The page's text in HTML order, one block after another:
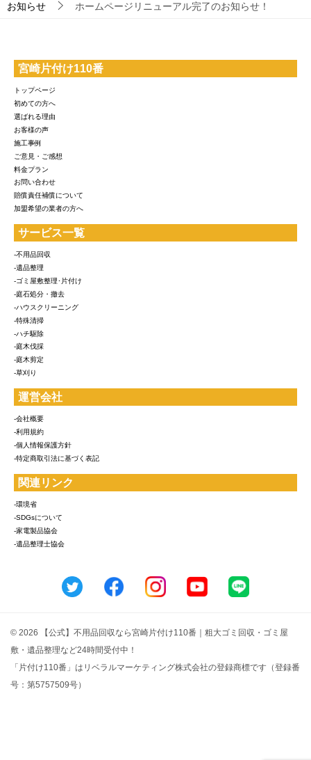
お知らせ ホームページリニューアル完了のお知らせ！
宮崎片付け110番
トップページ
初めての方へ
選ばれる理由
お客様の声
施工事例
ご意見・ご感想
料金プラン
お問い合わせ
賠償責任補償について
加盟希望の業者の方へ
サービス一覧
-不用品回収
-遺品整理
-ゴミ屋敷整理･片付け
-庭石処分・撤去
-ハウスクリーニング
-特殊清掃
-ハチ駆除
-庭木伐採
-庭木剪定
-草刈り
運営会社
-会社概要
-利用規約
-個人情報保護方針
-特定商取引法に基づく表記
関連リンク
-環境省
-SDGsについて
-家電製品協会
-遺品整理士協会
© 2026 【公式】不用品回収なら宮崎片付け110番｜粗大ゴミ回収・ゴミ屋
敷・遺品整理など24時間受付中！
「片付け110番」はリベラルマーケティング株式会社の登録商標です（登録番
号：第5757509号）